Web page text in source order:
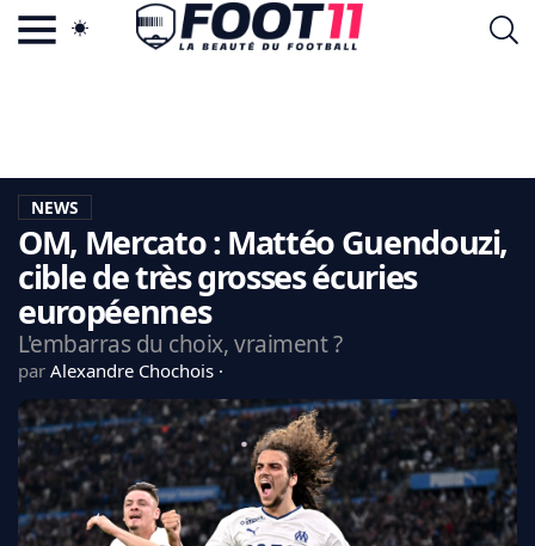
LA CHARTE
VIE PRIVÉE
CGU
CONTACTEZ-NOUS
CDM 2026
EDF
PSG
LIGUE 1
REAL MADRID
NEWS
OM, Mercato : Mattéo Guendouzi,
cible de très grosses écuries
européennes
L'embarras du choix, vraiment ?
par Alexandre Chochois